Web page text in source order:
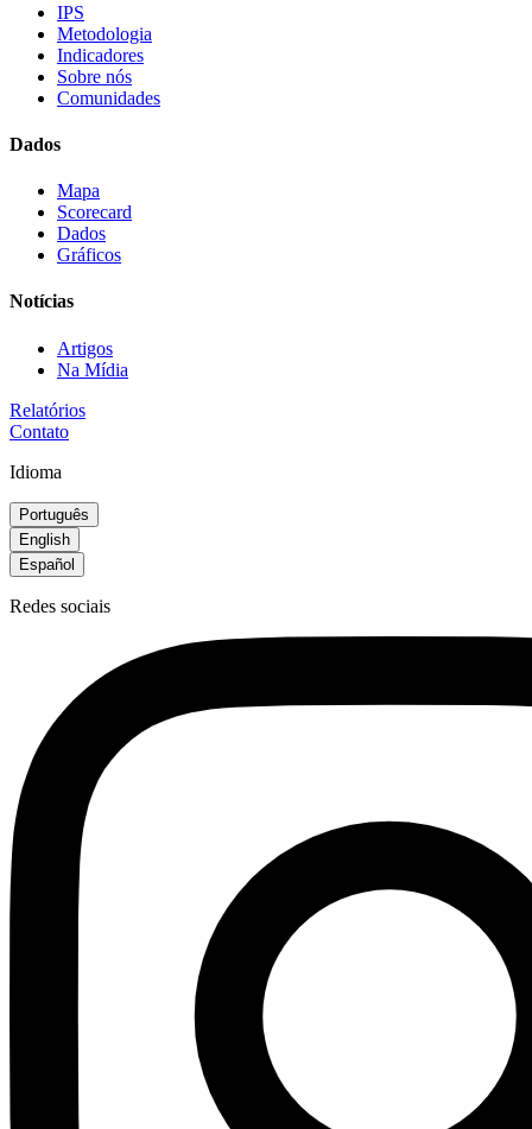
IPS
Metodologia
Indicadores
Sobre nós
Comunidades
Dados
Mapa
Scorecard
Dados
Gráficos
Notícias
Artigos
Na Mídia
Relatórios
Contato
Idioma
Português
English
Español
Redes sociais